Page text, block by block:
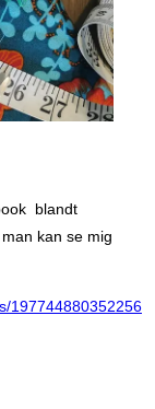
blandt
kan se mig
197744880352256